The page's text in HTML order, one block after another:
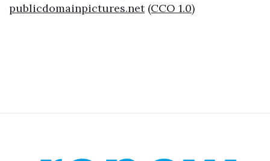
publicdomainpictures.net (CCO 1.0)